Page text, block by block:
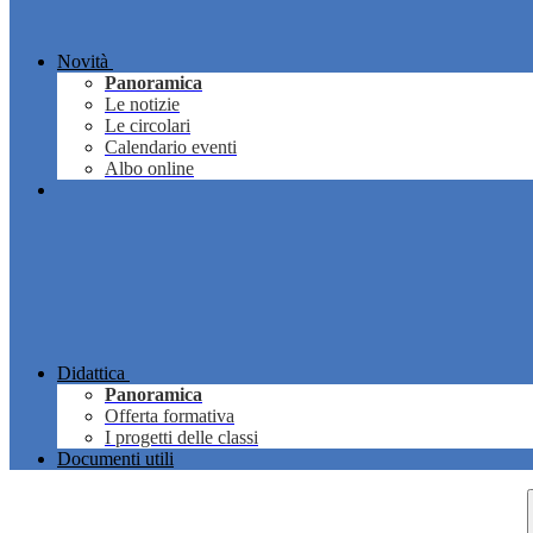
Novità
Panoramica
Le notizie
Le circolari
Calendario eventi
Albo online
Didattica
Panoramica
Offerta formativa
I progetti delle classi
Documenti utili